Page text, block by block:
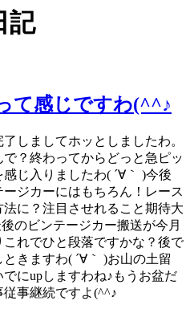
記
て感じですわ(^^♪
しましてホッとしましたわ。
？終わってからどっと急ピッ
じ入りましたわ( ´∀｀ )今後
ジカーにはもちろん！レース
に？注目させれること期待大
のビンテージカー搬送が今月
れでひと段落ですかな？後で
きますわ( ´∀｀ )お山の土留
にupしますわね♪もうお盆だ
事継続ですよ(^^♪